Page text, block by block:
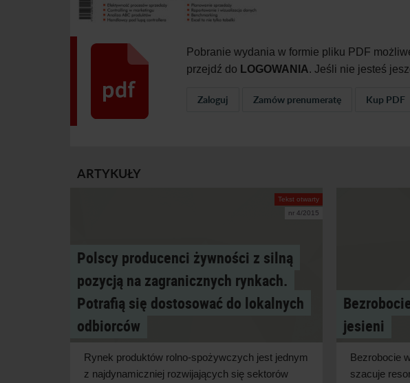
Pobranie wydania w formie pliku PDF
przejdź do LOGOWANIA. Jeśli nie jesteś
Zaloguj Zamów prenumeratę Kup PDF
ARTYKUŁY
Tekst otwarty
nr 4/2015
Polscy producenci żywności z silną
pozycją na zagranicznych rynkach.
Potrafią się dostosować do lokalnych
odbiorców
Rynek produktów rolno-spożywczych jest jednym
z najdynamiczniej rozwijających się sektorów
jesieni
Bezrobocie
szacuje